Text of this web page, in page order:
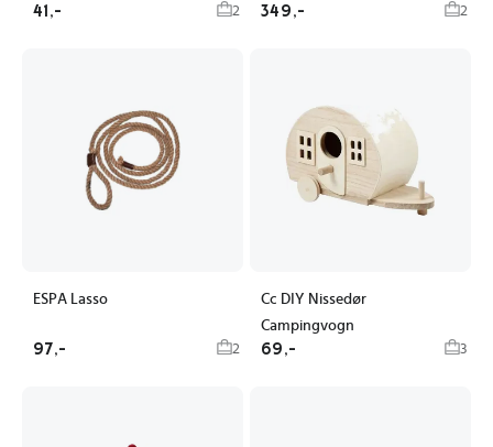
41,- 2 349,- 2
ESPA Lasso
97,- 2
Cc DIY Nissedør
Campingvogn
69,- 3